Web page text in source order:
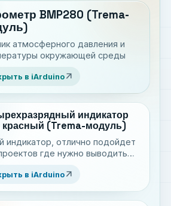
BMP280 (Trema-
атмосферного давления и
окружающей среды
в iArduino arrow_outward
индикатор
красный (Trema-модуль)
индикатор, отлично подойдет
где нужно выводить
регулировку яркости
в iArduino arrow_outward